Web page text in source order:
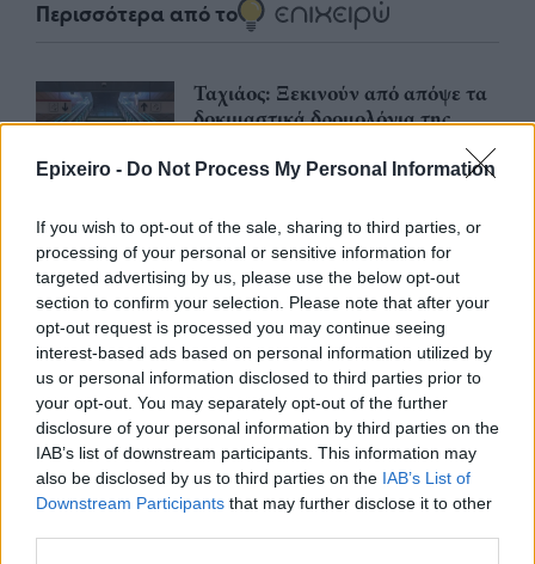
Epixeiro - Do Not Process My Personal Information
If you wish to opt-out of the sale, sharing to third parties, or
processing of your personal or sensitive information for
targeted advertising by us, please use the below opt-out
section to confirm your selection. Please note that after your
opt-out request is processed you may continue seeing
interest-based ads based on personal information utilized by
us or personal information disclosed to third parties prior to
your opt-out. You may separately opt-out of the further
disclosure of your personal information by third parties on the
IAB’s list of downstream participants. This information may
also be disclosed by us to third parties on the IAB’s List of
Downstream Participants that may further disclose it to other
Περισσότερα από το
Ταχιάος: Ξεκινούν από απόψε τα
δοκιμαστικά δρομολόγια της
Θεσσαλονίκης προς την
07/08/26|16:44
Ειδικό Χωροταξικό Πλαίσιο για
τον Τουρισμό: Οι αλλαγές που
εισάγει η νέα ΚΥΑ
07/08/26|16:03
Υπεγράφη η σύμβαση για τα
Συστήματα Αεροναυτιλίας του
νέου Διεθνούς Αερολιμένα
Ηρακλείου Κρήτης στο Καστέλλι